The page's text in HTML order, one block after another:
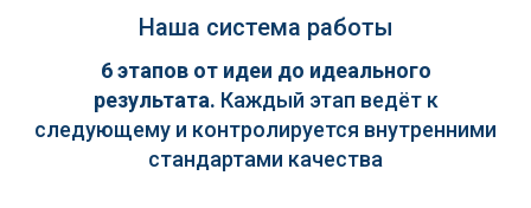
Наша система работы
6 этапов от идеи до идеального
результата. Каждый этап ведёт к
следующему и контролируется внутренними
стандартами качества